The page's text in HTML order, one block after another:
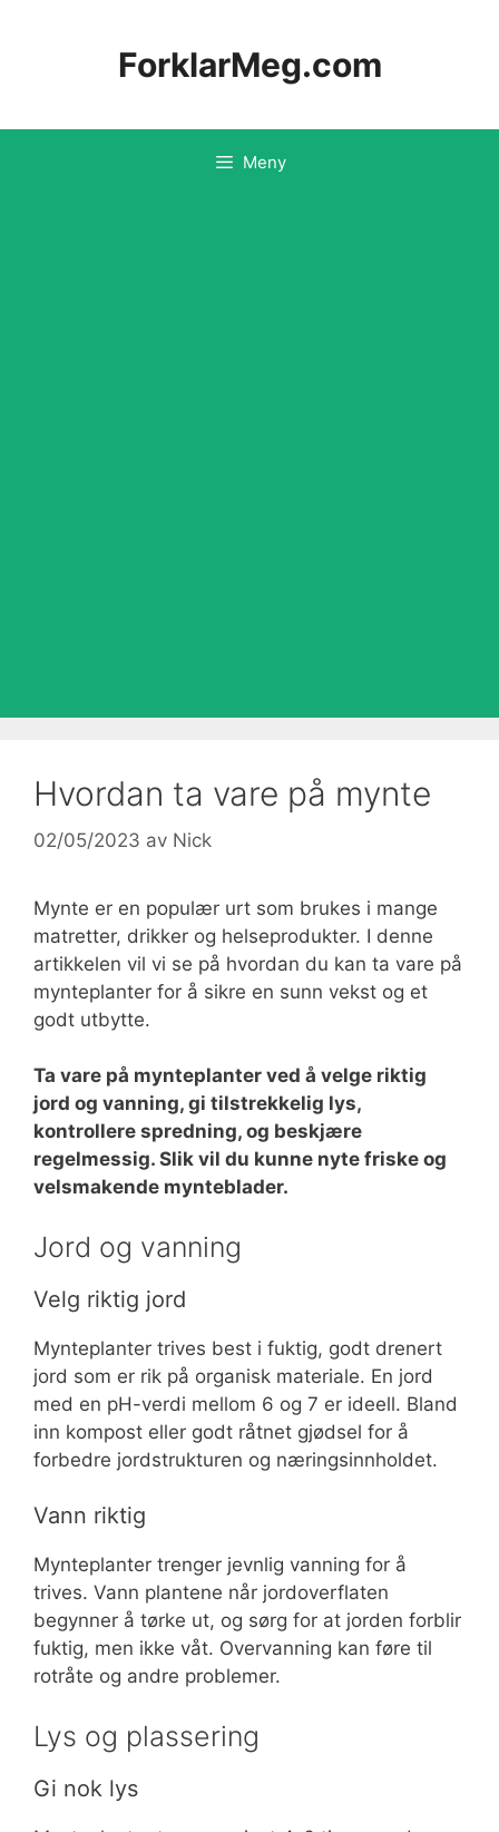
ForklarMeg.com
Meny
Hvordan ta vare på mynte
02/05/2023 av Nick
Mynte er en populær urt som brukes i mange
matretter, drikker og helseprodukter. I denne
artikkelen vil vi se på hvordan du kan ta vare på
mynteplanter for å sikre en sunn vekst og et
godt utbytte.
Ta vare på mynteplanter ved å velge riktig
jord og vanning, gi tilstrekkelig lys,
kontrollere spredning, og beskjære
regelmessig. Slik vil du kunne nyte friske og
velsmakende mynteblader.
Jord og vanning
Velg riktig jord
Mynteplanter trives best i fuktig, godt drenert
jord som er rik på organisk materiale. En jord
med en pH-verdi mellom 6 og 7 er ideell. Bland
inn kompost eller godt råtnet gjødsel for å
forbedre jordstrukturen og næringsinnholdet.
Vann riktig
Mynteplanter trenger jevnlig vanning for å
trives. Vann plantene når jordoverflaten
begynner å tørke ut, og sørg for at jorden forblir
fuktig, men ikke våt. Overvanning kan føre til
rotråte og andre problemer.
Lys og plassering
Gi nok lys